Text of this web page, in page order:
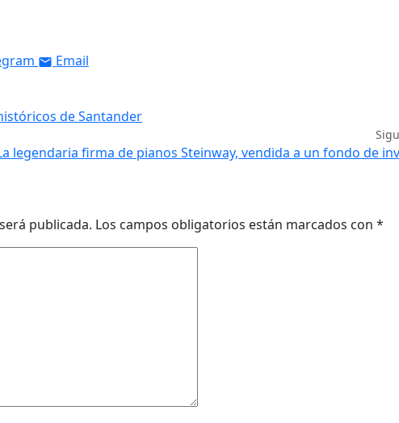
Email
de Santander
legendaria firma de pianos Steinway, vendida a un fondo de
publicada. Los campos obligatorios están marcados con *